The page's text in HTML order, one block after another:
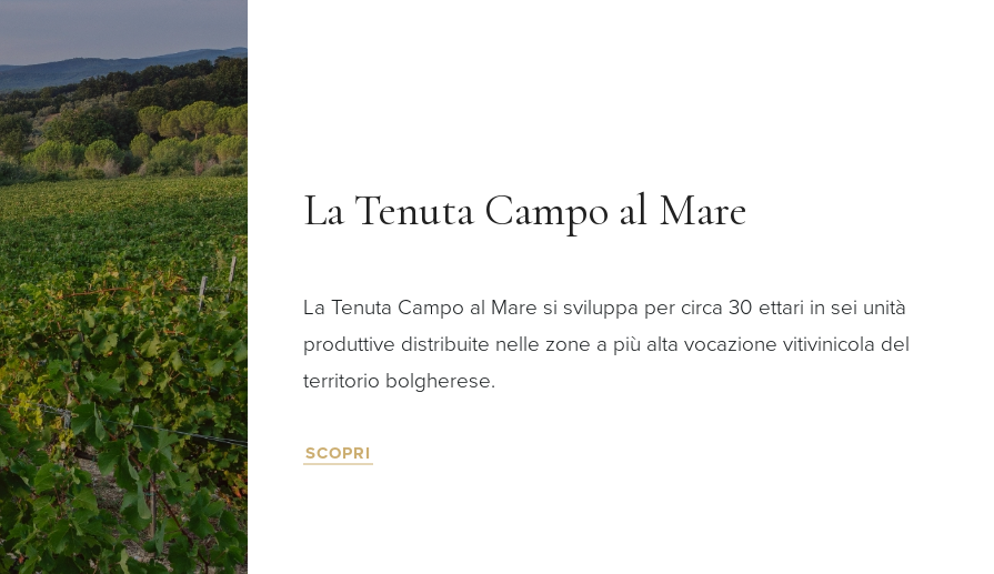
La Tenuta Campo al Mare
La Tenuta Campo al Mare si sviluppa per circa 30 ettari in sei unità
produttive distribuite nelle zone a più alta vocazione vitivinicola del
territorio bolgherese.
SCOPRI